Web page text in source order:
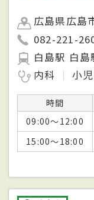
広島県広島
082-221-
白島駅 白島
内科
小
時間
09:00～12:00
15:00～18:00